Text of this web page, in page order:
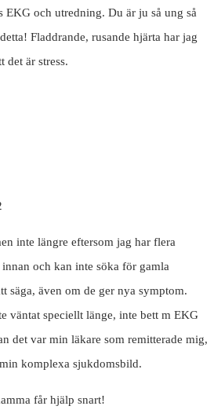
EKG och utredning. Du är ju så ung så
Fladdrande, rusande hjärta har jag
det är stress.
inte längre eftersom jag har flera
innan och kan inte söka för gamla
säga, även om de ger nya symptom.
väntat speciellt länge, inte bett m EKG
det var min läkare som remitterade mig,
komplexa sjukdomsbild.
får hjälp snart!